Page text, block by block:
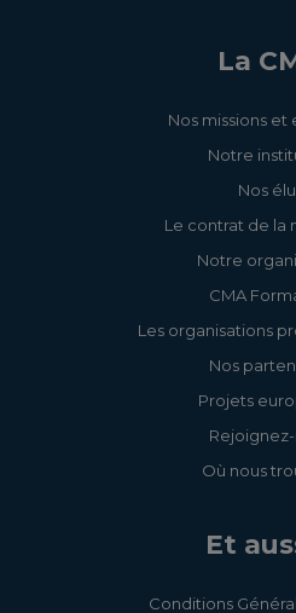
La
Nos missions et
Notre
Nos
Le contrat de la
Notre
CMA
Les organisations
Nos
Projets
Où nous
Et
Conditions